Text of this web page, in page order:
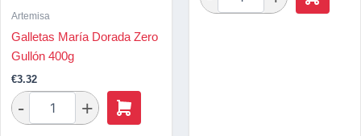
Artemisa
Galletas María Dorada Zero
Gullón 400g
€3.32